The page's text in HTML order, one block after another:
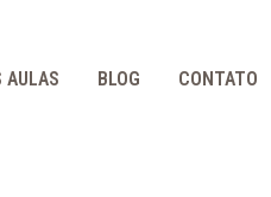
AULAS BLOG CONTATO